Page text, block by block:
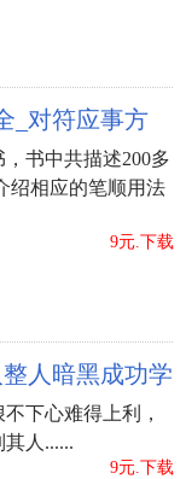
_对符应事方
书中共描述200多
绍相应的笔顺用法
9元.下载
人暗黑成功学
下心难得上利，
人......
9元.下载